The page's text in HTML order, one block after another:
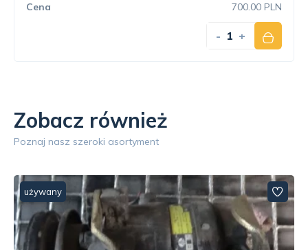
700.00 PLN
- +
Zobacz również
Poznaj nasz szeroki asortyment
używany